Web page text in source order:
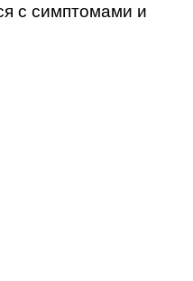
с симптомами и